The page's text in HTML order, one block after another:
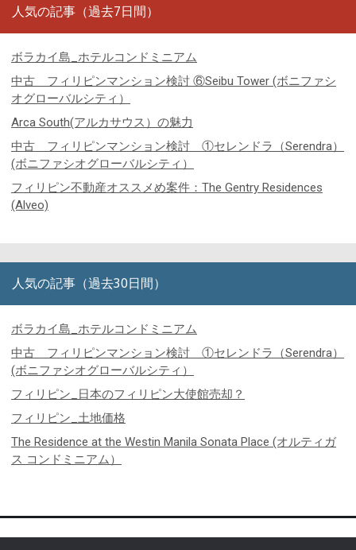
人気の記事（過去7日間）
ボラカイ島_ホテルコンドミニアム
中古 フィリピンマンション検討 ⑥Seibu Tower (ボニファシ
オグローバルシティ）
Arca South(アルカサウス）の魅力
中古 フィリピンマンション検討 ①セレンドラ（Serendra）
(ボニファシオグローバルシティ）
フィリピン不動産オススメめ案件：The Gentry Residences
(Alveo)
人気の記事（過去30日間）
ボラカイ島_ホテルコンドミニアム
中古 フィリピンマンション検討 ①セレンドラ（Serendra）
(ボニファシオグローバルシティ）
フィリピン_日本のフィリピン大使館売却？
フィリピン_土地価格
The Residence at the Westin Manila Sonata Place (オルティガ
ス コンドミニアム）